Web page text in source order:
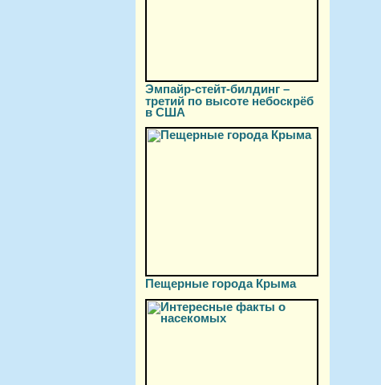
Эмпайр-стейт-билдинг –
третий по высоте небоскрёб
в США
Пещерные города Крыма